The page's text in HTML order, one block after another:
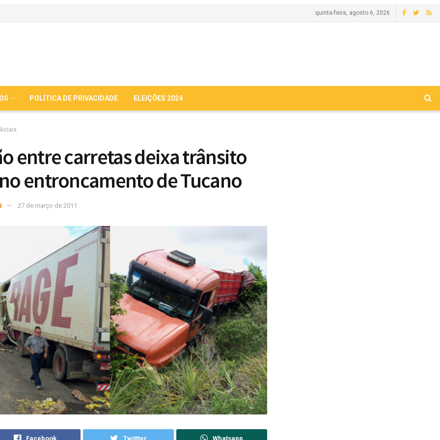
quinta-feira, agosto 6, 2026
POLÍTICA DE PRIVACIDADE ELEIÇÕES 2024
entre carretas deixa trânsito
entroncamento de Tucano
27 de março de 2011
Facebook Twittter Whatsapp